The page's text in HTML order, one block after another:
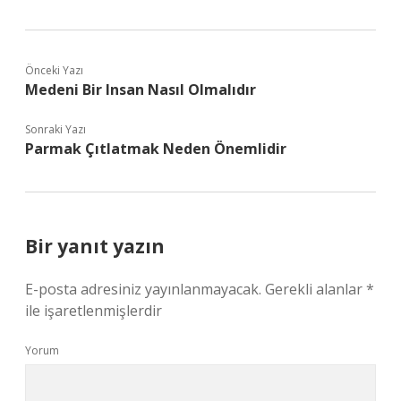
Önceki Yazı
Medeni Bir Insan Nasıl Olmalıdır
Sonraki Yazı
Parmak Çıtlatmak Neden Önemlidir
Bir yanıt yazın
E-posta adresiniz yayınlanmayacak. Gerekli alanlar*
ile işaretlenmişlerdir
Yorum